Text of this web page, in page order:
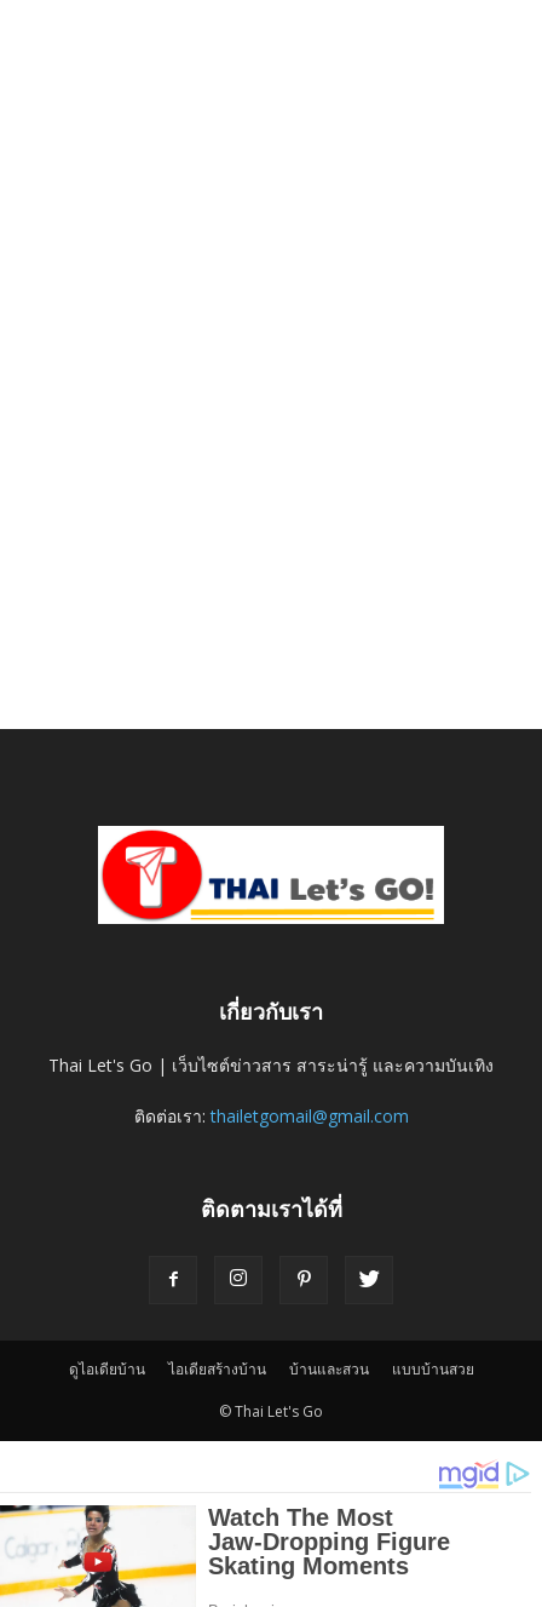
เกี่ยวกับเรา
Thai Let's Go | เว็บไซต์ข่าวสาร สาระน่ารู้ และความบันเทิง
ติดต่อเรา:thailetgomail@gmail.com
ติดตามเราได้ที่
ดูไอเดียบ้าน ไอเดียสร้างบ้าน บ้านและสวน แบบบ้านสวย
© Thai Let's Go